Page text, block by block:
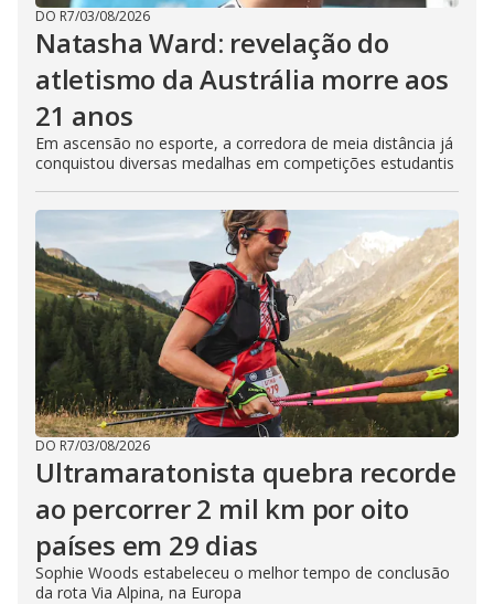
DO R7/03/08/2026
Natasha Ward: revelação do
atletismo da Austrália morre aos
21 anos
Em ascensão no esporte, a corredora de meia distância já
conquistou diversas medalhas em competições estudantis
DO R7/03/08/2026
Ultramaratonista quebra recorde
ao percorrer 2 mil km por oito
países em 29 dias
Sophie Woods estabeleceu o melhor tempo de conclusão
da rota Via Alpina, na Europa